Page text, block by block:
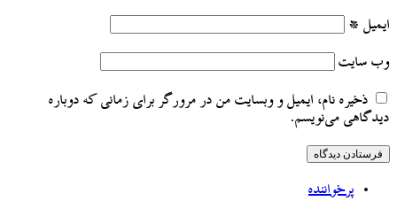
ایمیل *
وب‌ سایت
ذخیره نام، ایمیل و وبسایت من در مرورگر برای زمانی که دوباره
دیدگاهی می‌نویسم.
پرخواننده